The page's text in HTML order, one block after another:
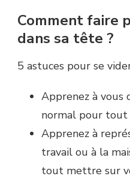
Comment faire
dans sa tête ?
5 astuces pour se
Apprenez à vous
normal pour tout
Apprenez à
travail ou à la
tout mettre sur